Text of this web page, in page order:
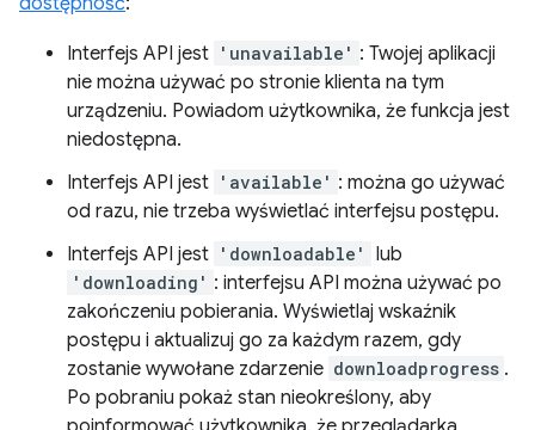
Interfejs API jest 'unavailable' : Twojej aplikacji
nie można używać po stronie klienta na tym
urządzeniu. Powiadom użytkownika, że funkcja jest
niedostępna.
Interfejs API jest 'available' : można go używać
od razu, nie trzeba wyświetlać interfejsu postępu.
Interfejs API jest 'downloadable' lub
'downloading' : interfejsu API można używać po
zakończeniu pobierania. Wyświetlaj wskaźnik
postępu i aktualizuj go za każdym razem, gdy
zostanie wywołane zdarzenie downloadprogress .
Po pobraniu pokaż stan nieokreślony, aby